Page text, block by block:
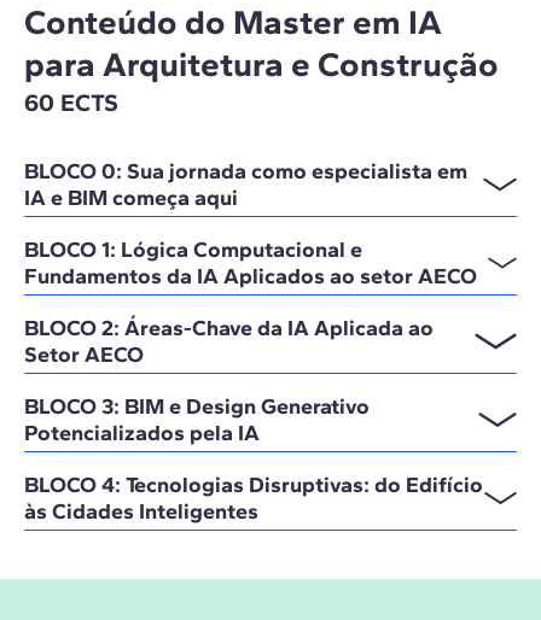
Conteúdo do Master em IA
para Arquitetura e Construção
60 ECTS
BLOCO 0: Sua jornada como especialista em
IA e BIM começa aqui
BLOCO 1: Lógica Computacional e
Fundamentos da IA Aplicados ao setor AECO
BLOCO 2: Áreas-Chave da IA Aplicada ao
Setor AECO
BLOCO 3: BIM e Design Generativo
Potencializados pela IA
BLOCO 4: Tecnologias Disruptivas: do Edifício
às Cidades Inteligentes